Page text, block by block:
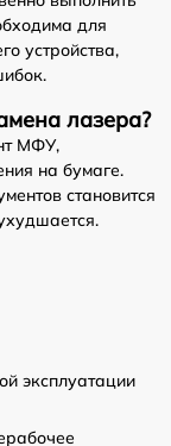
для
устройства,
лазера?
МФУ,
на бумаге.
становится
эксплуатации